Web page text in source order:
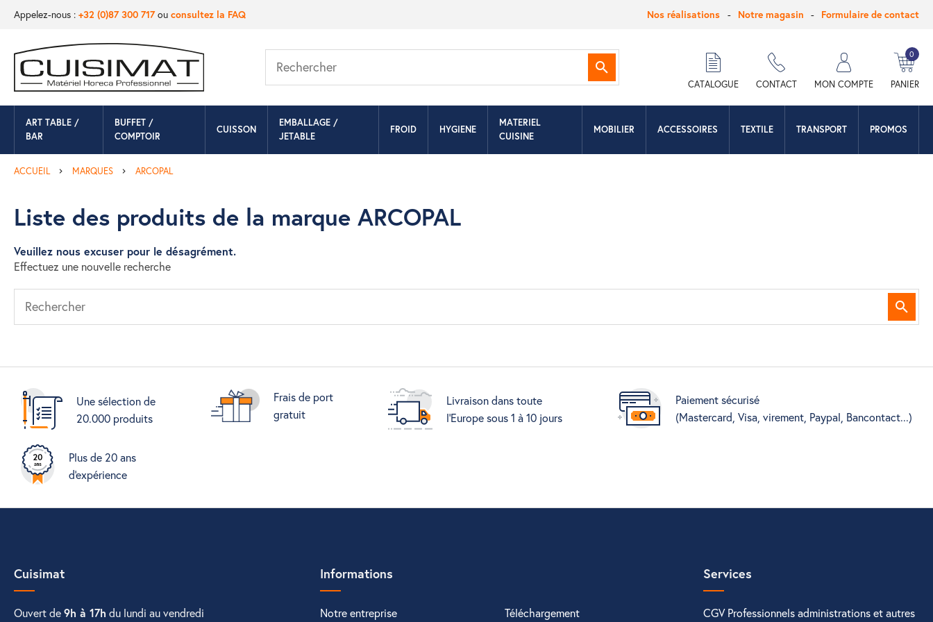
Appelez-nous : +32 (0)87 300 717ou consultez la FAQ Nos réalisations Notre magasin Formulaire de contact
Rechercher
CATALOGUE CONTACT MON COMPTE PANIER
0
ART TABLE /
BAR
BUFFET /
COMPTOIR
CUISSON
EMBALLAGE /
JETABLE
FROID HYGIENE
MATERIEL
CUISINE
MOBILIER ACCESSOIRES TEXTILE TRANSPORT PROMOS
ACCUEIL MARQUES ARCOPAL
Liste des produits de la marque ARCOPAL
Veuillez nous excuser pour le désagrément.
Effectuez une nouvelle recherche
Une sélection de
20.000 produits
Frais de port
gratuit
Livraison dans toute
l'Europe sous 1 à 10 jours
Paiement sécurisé
(Mastercard, Visa, virement, Paypal, Bancontact...)
Plus de 20 ans
d'expérience
Cuisimat
Ouvert de9h à 17h du lundi au vendredi
Informations
Notre entreprise Téléchargement
Services
CGV Professionnels administrations et autres